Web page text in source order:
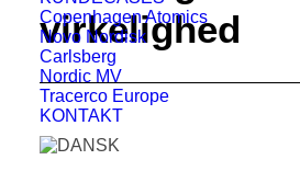
Copenhagen Atomics
Novo Nordisk
Carlsberg
Nordic MV
Tracerco Europe
KONTAKT
virkelighed
Vi er stolte af vores samarbejde